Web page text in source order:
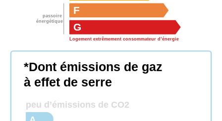
passoire
énergétique
G
Logement extrêmement consommateur d’énergie
F
*Dont émissions de gaz
à effet de serre
peu d’émissions de CO2